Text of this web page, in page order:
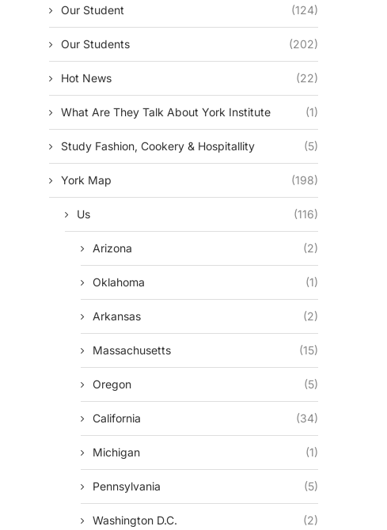
Our Student (124)
Our Students (202)
Hot News (22)
What Are They Talk About York Institute (1)
Study Fashion, Cookery & Hospitallity (5)
York Map (198)
Us (116)
Arizona (2)
Oklahoma (1)
Arkansas (2)
Massachusetts (15)
Oregon (5)
California (34)
Michigan (1)
Pennsylvania (5)
Washington D.c. (2)